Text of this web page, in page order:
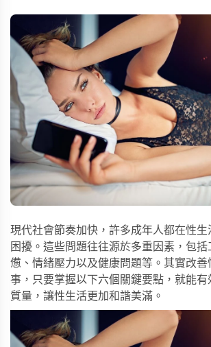
現代社會節奏加快，許多成年人都在性
困擾。這些問題往往源於多重因素，包
憊、情緒壓力以及健康問題等。其實改
事，只要掌握以下六個關鍵要點，就能有
質量，讓性生活更加和諧美滿。